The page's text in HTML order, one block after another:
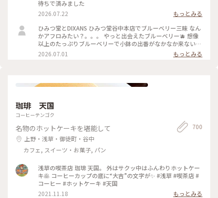
っこう並ぶのよね。。日没前でまだ暑いし！ 以外と日中は穴
待ちで済みました
2026.07.22
もっとみる
ひみつ堂とDIXANS ひみつ堂谷中本店でブルーベリー三昧 なん
かアフロみたい？。。。 やっと出会えたブルーベリー🫐 想像
以上のたっぷりブルーベリーで小鉢の出番がなかなか来ない
何粒のブルーベリー使ってるんだろ ひみつのガールズパワー
毎日お疲れ様様です！ 魔夏営業スタートなのでいっぱい通い
2026.07.01 もっとみる
珈琲 天国
コーヒーテンゴク
名物のホットケーキを堪能して
上野・浅草・御徒町・谷中
カフェ, スイーツ・お菓子, パン
700
浅草の喫茶店 珈琲 天国。 外はサクッ中はふんわりホットケー
キ🥞 コーヒーカップの底に“大吉”の文字が✨ #浅草 #喫茶店 #
コーヒー #ホットケーキ #天国
2021.11.18
もっとみる